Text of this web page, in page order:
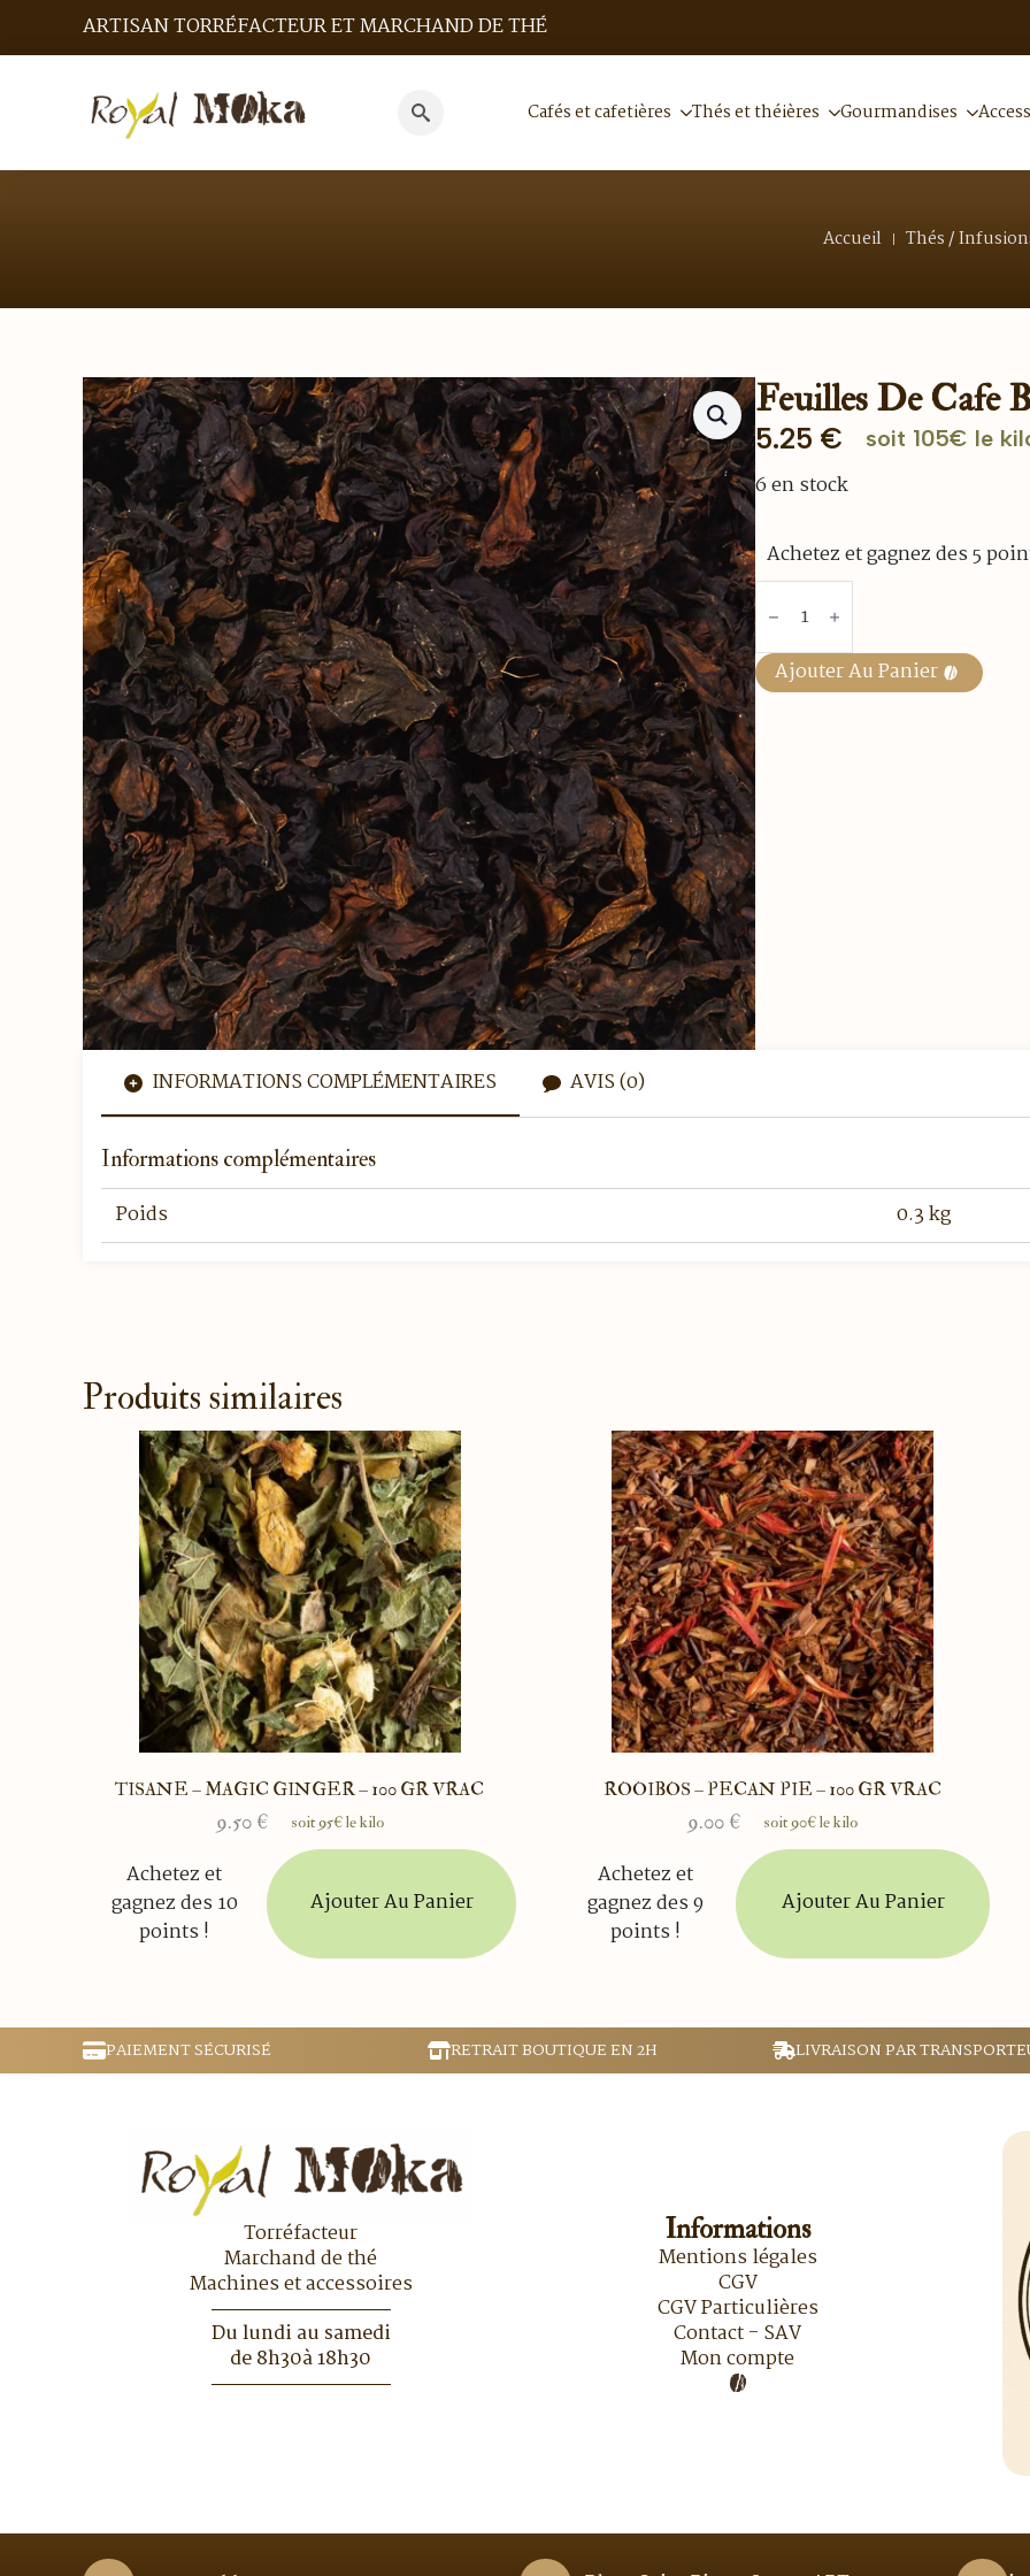
ARTISAN TORRÉFACTEUR ET MARCHAND DE THÉ
for:
Cafés et cafetières Thés et théières Gourmandises
Accueil Thés /
Feuilles De Cafe
5.25 € soit 105€ le
6 en stock
Achetez et gagnez des 5
quantité
de
FEUILLES
DE
CAFE
BIO
50
GR
VRAC
Ajouter Au Panier
INFORMATIONS COMPLÉMENTAIRES AVIS (0)
Informations complémentaires
Poids 0.3 kg
Produits similaires
TISANE – MAGIC GINGER – 100 GR VRAC
9.50 € soit 95€ le kilo
Achetez et
gagnez des 10
points !
Ajouter Au Panier
ROOIBOS – PECAN PIE – 100 GR VRAC
9.00 € soit 90€ le kilo
Achetez et
gagnez des 9
points !
Ajouter Au Panier
PAIEMENT SÉCURISÉ RETRAIT BOUTIQUE EN 2H LIVRAISON PAR
Torréfacteur
Marchand de thé
Machines et accessoires
Du lundi au samedi
de 8h30à 18h30
Informations
Mentions légales
CGV
CGV Particulières
Contact - SAV
Mon compte